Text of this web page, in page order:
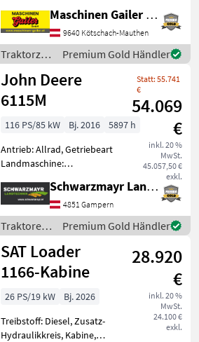
Parallelführung,
Schnellwechselrahmen, 3.
Steuerkreis
Ausstellungsmaschine-
Neumaschine unbenützt.
Neuer Stoll FZ 30
Maschinen Gailer GmbH
9640 Kötschach-Mauthen
Traktorzubehör
/ Stoll
Premium Gold Händler
John Deere
6115M
Statt: 55.741
€
54.069
€
inkl. 20 %
MwSt.
45.057,50 €
exkl.
116 PS/85 kW Bj. 2016
5897 h
Antrieb: Allrad, Getriebeart
Landmaschine:
Plattform: Kabine,
Zapfwellendrehzahl:
540E/1000,
Höchstgeschwindigkeit in
km/h: 50 km/h, Aufladung:
Turbol
Schwarzmayr Landtechnik GmbH - Gampern
4851 Gampern
Traktoren
/ John
Deere
Premium Gold Händler
SAT Loader
1166-Kabine
28.920
€
inkl. 20 %
MwSt.
24.100 €
exkl.
26 PS/19 kW
Bj. 2026
Treibstoff: Diesel, Zusatz-
Hydraulikkreis, Kabine,